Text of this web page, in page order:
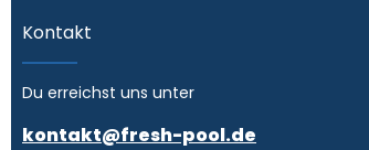
Kontakt
Du erreichst uns unter
kontakt@fresh-pool.de